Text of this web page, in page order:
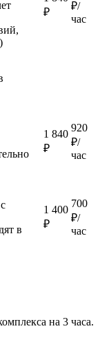
₽
₽/
час
1 840
₽
920
₽/
час
в
1 400
₽
700
₽/
час
на 3 часа.